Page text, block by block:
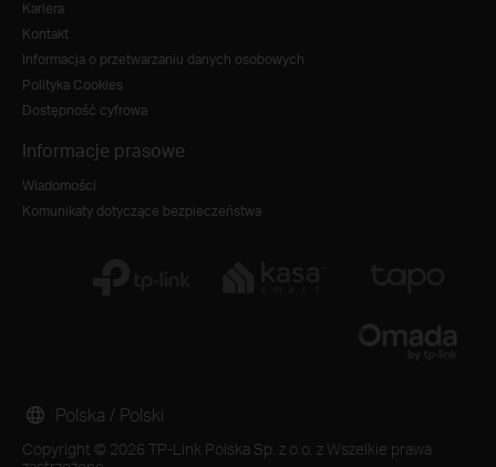
Kariera
Kontakt
Informacja o przetwarzaniu danych osobowych
Polityka Cookies
Dostępność cyfrowa
Informacje prasowe
Wiadomości
Komunikaty dotyczące bezpieczeństwa
Copyright © 2026 TP-Link Polska Sp. z o.o. z Wszelkie prawa
Polska / Polski